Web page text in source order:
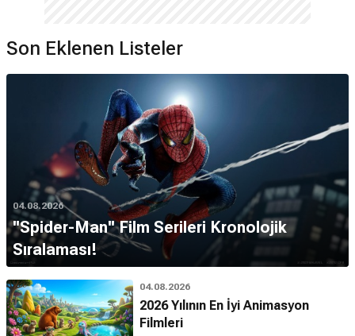
Son Eklenen Listeler
04.08.2026
''Spider-Man'' Film Serileri Kronolojik
Sıralaması!
04.08.2026
2026 Yılının En İyi Animasyon
Filmleri